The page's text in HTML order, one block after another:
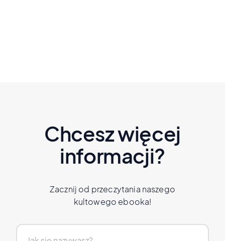
Chcesz więcej
informacji?
Zacznij od przeczytania naszego
kultowego ebooka!